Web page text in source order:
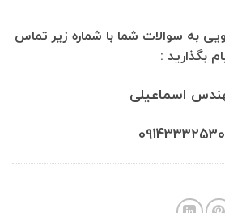
به سوالات شما با شماره زیر تماس
بگذارید :
اسماعیلی
09143332530